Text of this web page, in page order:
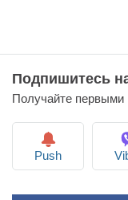
Подпишитесь
Получайте первыми
Push